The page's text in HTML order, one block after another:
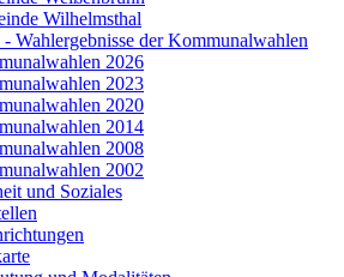
Wilhelmsthal
Wahlergebnisse der Kommunalwahlen
2026
2023
2020
2014
2008
2002
und Soziales